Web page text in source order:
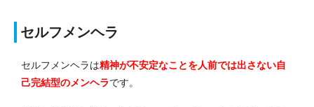
セルフメンヘラ
セルフメンヘラは精神が不安定なことを人前では出さない自
己完結型のメンヘラです。